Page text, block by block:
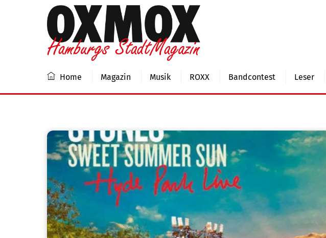
Home Magazin Musik ROXX Bandcontest Leser